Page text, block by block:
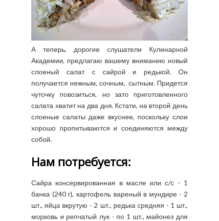
А теперь, дорогие слушатели Кулинарной
Академии, предлагаю вашему вниманию новый
слоеный салат с сайрой и редькой. Он
получается нежным, сочным, сытным. Придется
чуточку повозиться, но зато приготовленного
салата хватит на два дня. Кстати, на второй день
слоеные салаты даже вкуснее, поскольку слои
хорошо пропитываются и соединяются между
собой.
Нам потребуется:
Сайра консервированная в масле или с/с - 1
банка (240 г), картофель вареный в мундире - 2
шт., яйца вкрутую - 2 шт., редька средняя - 1 шт.,
морковь и репчатый лук - по 1 шт., майонез для